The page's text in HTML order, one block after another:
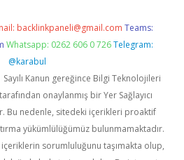
backlinkpaneli@gmail.com Teams:
Whatsapp: 0262 606 0 726 Telegram:
@karabul
Sayılı Kanun gereğince Bilgi Teknolojileri
onaylanmış bir Yer Sağlayıcı
Bu nedenle, sitedeki içerikleri proaktif
yükümlülüğümüz bulunmamaktadır.
içeriklerin sorumluluğunu taşımakta olup,